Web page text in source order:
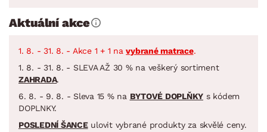
Aktuální akce
1. 8. - 31. 8. - Akce 1 + 1 navybrané matrace.
1. 8. - 31. 8. - SLEVA AŽ 30 % na veškerý sortiment
ZAHRADA.
6. 8. - 9. 8. - Sleva 15 % na BYTOVÉ DOPLŇKY s kódem
DOPLNKY.
POSLEDNÍ ŠANCEulovit vybrané produkty za skvělé ceny.